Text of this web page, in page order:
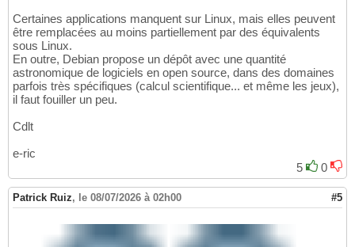
Certaines applications manquent sur Linux, mais elles peuvent
être remplacées au moins partiellement par des équivalents
sous Linux.
En outre, Debian propose un dépôt avec une quantité
astronomique de logiciels en open source, dans des domaines
parfois très spécifiques (calcul scientifique... et même les jeux),
il faut fouiller un peu.
Cdlt
e-ric
5
0
Patrick Ruiz, le 08/07/2026 à 02h00 #5